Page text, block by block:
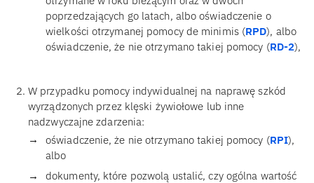
poprzedzających go latach, albo oświadczenie o
wielkości otrzymanej pomocy de minimis (RPD), albo
oświadczenie, że nie otrzymano takiej pomocy (RD-2),
W przypadku pomocy indywidualnej na naprawę szkód
wyrządzonych przez klęski żywiołowe lub inne
nadzwyczajne zdarzenia:
oświadczenie, że nie otrzymano takiej pomocy (RPI),
albo
dokumenty, które pozwolą ustalić, czy ogólna wartość